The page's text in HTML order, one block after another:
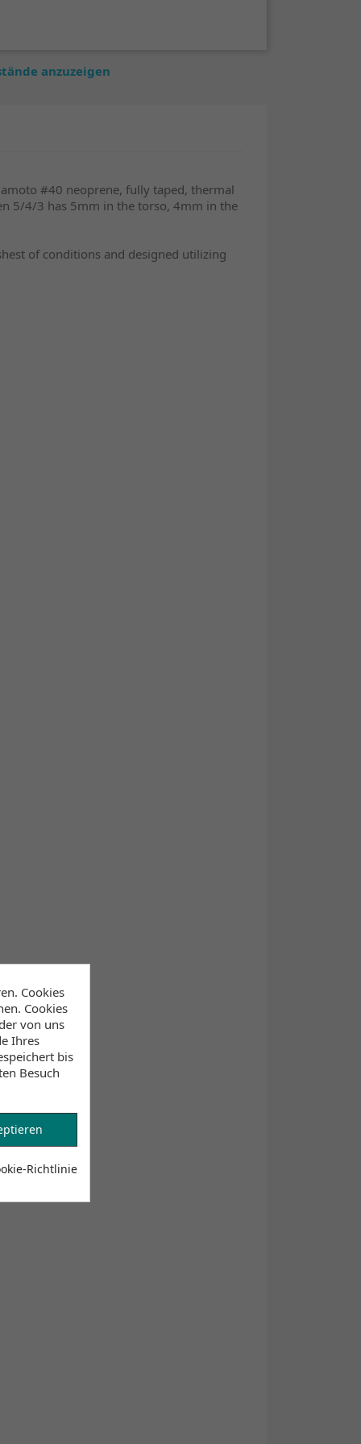
anzuzeigen
#40 neoprene, fully taped, thermal
5/4/3 has 5mm in the torso, 4mm in the
of conditions and designed utilizing
Cookies
Cookies
von uns
Ihres
bis
Besuch
Richtlinie